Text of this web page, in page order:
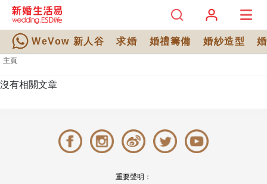
WeVow 新人谷 求婚 婚禮籌備 婚紗造型
主頁
沒有相關文章
重要聲明：